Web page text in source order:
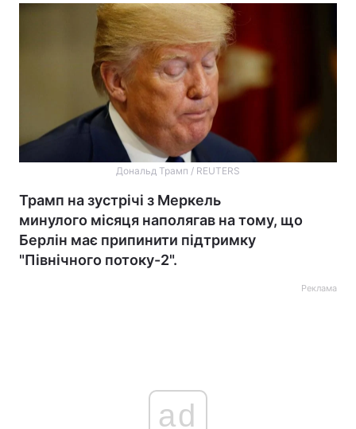
Дональд Трамп / REUTERS
Трамп на зустрічі з Меркель
минулого місяця наполягав на тому, що
Берлін має припинити підтримку
"Північного потоку-2".
Реклама
ad